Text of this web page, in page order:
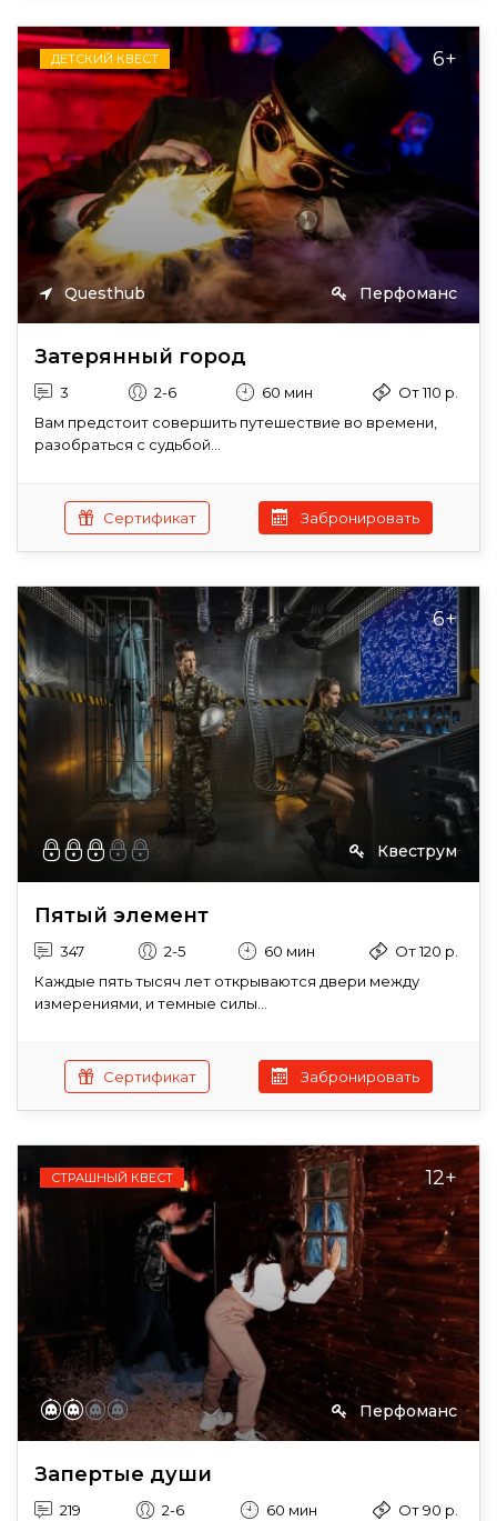
ДЕТСКИЙ КВЕСТ 6+
Questhub Перфоманс
Затерянный город
3 2-6 60 мин
От 110 р.
Вам предстоит совершить путешествие во времени,
разобраться с судьбой...
Сертификат Забронировать
6+
Квеструм
Пятый элемент
347 2-5 60 мин
От 120 р.
Каждые пять тысяч лет открываются двери между
измерениями, и темные силы...
Сертификат Забронировать
СТРАШНЫЙ КВЕСТ 12+
Перфоманс
Запертые души
219 2-6 60 мин
От 90 р.